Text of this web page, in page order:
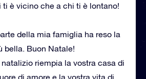
ti è vicino che a chi ti è lontano!
della mia famiglia ha reso la
bella. Buon Natale!
riempia la vostra casa di
di amore e la vostra vita di